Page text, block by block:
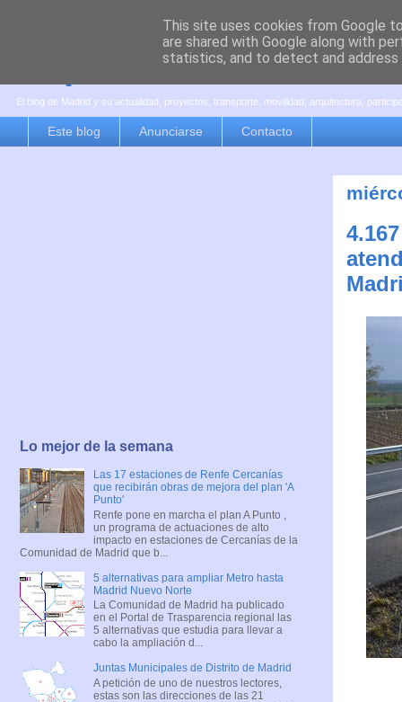
es por madrid
El blog de Madrid y su actualidad, proyectos, transporte, movilidad, arquitectura,
Este blog Anunciarse Contacto
Lo mejor de la semana
Las 17 estaciones de Renfe Cercanías
que recibirán obras de mejora del plan 'A
Punto'
Renfe pone en marcha el plan A Punto ,
un programa de actuaciones de alto
impacto en estaciones de Cercanías de la
Comunidad de Madrid que b...
5 alternativas para ampliar Metro hasta
Madrid Nuevo Norte
La Comunidad de Madrid ha publicado
en el Portal de Trasparencia regional las
5 alternativas que estudia para llevar a
cabo la ampliación d...
Juntas Municipales de Distrito de Madrid
A petición de uno de nuestros lectores,
estas son las direcciones de las 21
This site uses cookies from Google
are shared with Google along with
statistics, and to detect and address